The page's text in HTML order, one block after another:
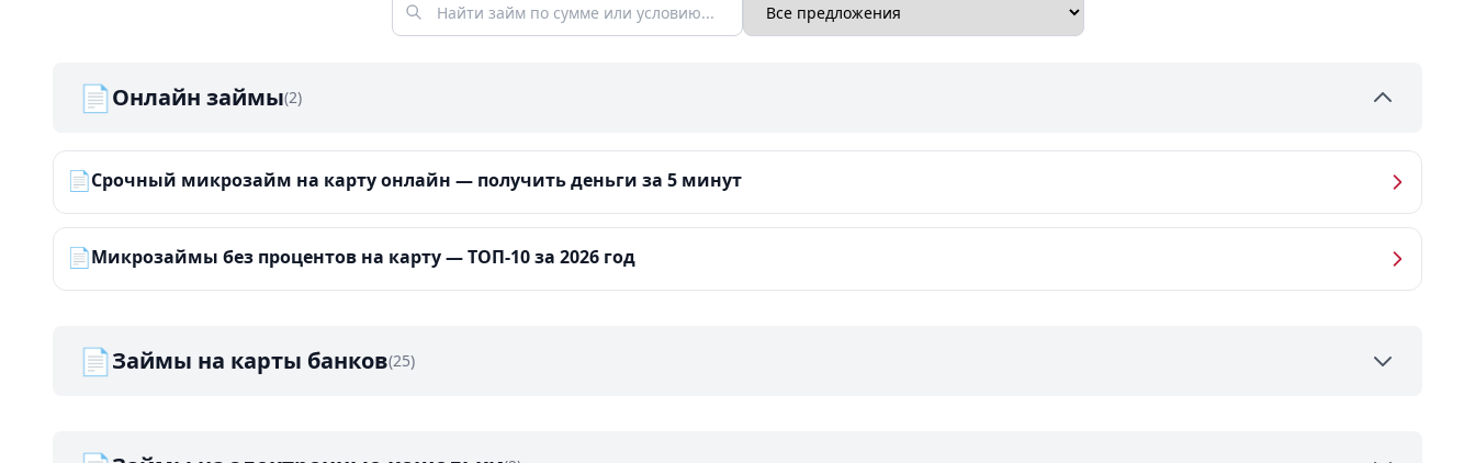
📄Онлайн займы(2)
📄Срочный микрозайм на карту онлайн — получить деньги за 5 минут
📄Микрозаймы без процентов на карту — ТОП-10 за 2026 год
📄Займы на карты банков(25)